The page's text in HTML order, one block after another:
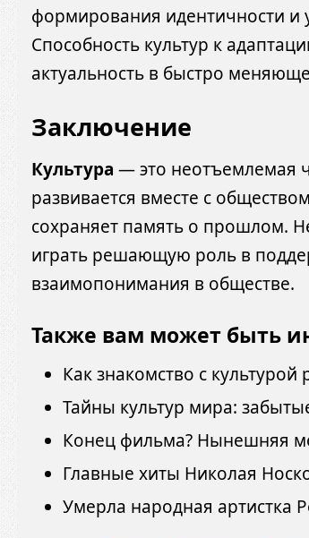
формирования идентичности
Способность культур к
актуальность в быстро
Заключение
Культура — это неотъемлемая
развивается вместе с
сохраняет память о прошлом.
играть решающую роль в
взаимопонимания в обществе.
Также вам может быть
Как знакомство с
Тайны культур мира:
Конец фильма? Нынешняя
Главные хиты Николая
Умерла народная артистка